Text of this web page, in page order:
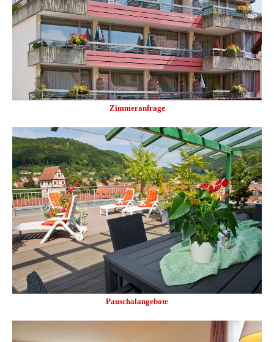
Zimmeranfrage
Pauschalangebote